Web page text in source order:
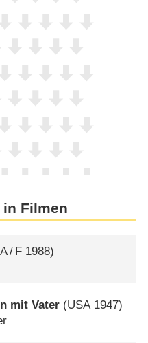
Filmen
/ F 1988)
mit Vater (USA1947)